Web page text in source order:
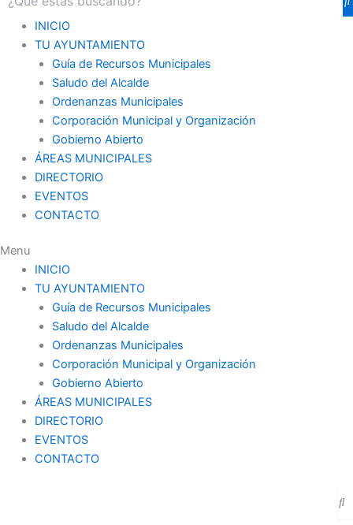
INICIO
TU AYUNTAMIENTO
Guía de Recursos Municipales
Saludo del Alcalde
Ordenanzas Municipales
Corporación Municipal y Organización
Gobierno Abierto
ÁREAS MUNICIPALES
DIRECTORIO
EVENTOS
CONTACTO
Menu
INICIO
TU AYUNTAMIENTO
Guía de Recursos Municipales
Saludo del Alcalde
Ordenanzas Municipales
Corporación Municipal y Organización
Gobierno Abierto
ÁREAS MUNICIPALES
DIRECTORIO
EVENTOS
CONTACTO